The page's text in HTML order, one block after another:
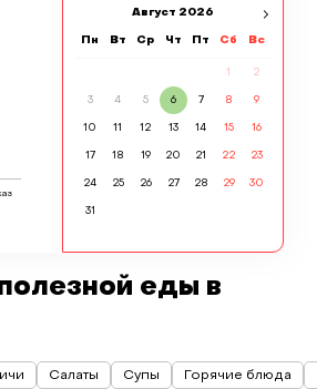
Август 2026
Пн Вт Ср Чт Пт Сб Вс
1 2
3 4 5 6 7 8 9
10 11 12 13 14 15 16
17 18 19 20 21 22 23
24 25 26 27 28 29 30
31
еды в
Салаты Супы Горячие блюда